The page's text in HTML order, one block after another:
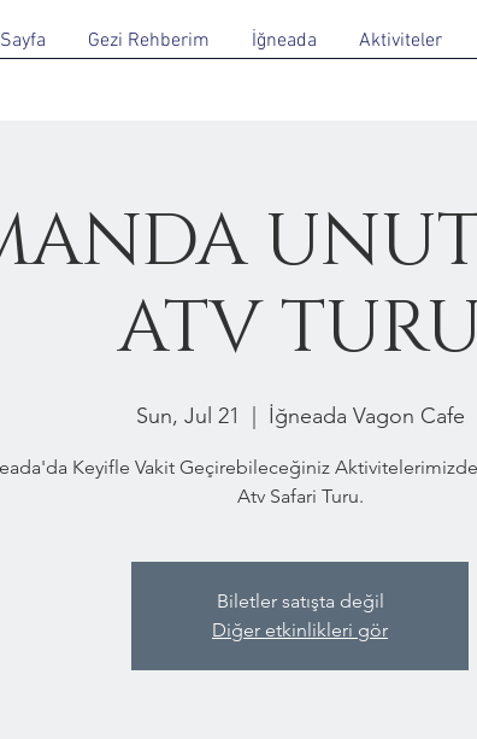
Gezi Rehberim İğneada Aktiviteler
ATV
Sun, Jul 21 İğneada Vagon Cafe
Keyifle Vakit Geçirebileceğiniz
Atv Safari Turu.
Biletler satışta değil
Diğer etkinlikleri gör